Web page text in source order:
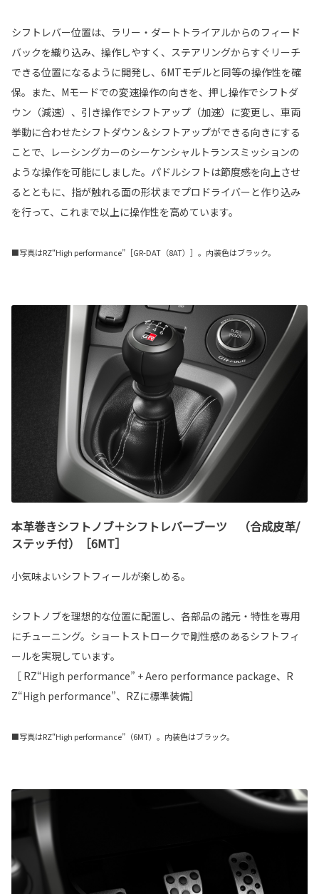
シフトレバー位置は、ラリー・ダートトライアルからのフィード
バックを織り込み、操作しやすく、ステアリングからすぐリーチ
できる位置になるように開発し、6MTモデルと同等の操作性を確
保。また、Mモードでの変速操作の向きを、押し操作でシフトダ
ウン（減速）、引き操作でシフトアップ（加速）に変更し、車両
挙動に合わせたシフトダウン＆シフトアップができる向きにする
ことで、レーシングカーのシーケンシャルトランスミッションの
ような操作を可能にしました。パドルシフトは節度感を向上させ
るとともに、指が触れる面の形状までプロドライバーと作り込み
を行って、これまで以上に操作性を高めています。
■写真はRZ“High performance”［GR-DAT（8AT）］。内装色はブラック。
本革巻きシフトノブ＋シフトレバーブーツ （合成皮革/
ステッチ付）［6MT］
小気味よいシフトフィールが楽しめる。
シフトノブを理想的な位置に配置し、各部品の諸元・特性を専用
にチューニング。ショートストロークで剛性感のあるシフトフィ
ールを実現しています。
［ RZ“High performance” + Aero performance package、R
Z“High performance”、RZに標準装備］
■写真はRZ“High performance”（6MT）。内装色はブラック。